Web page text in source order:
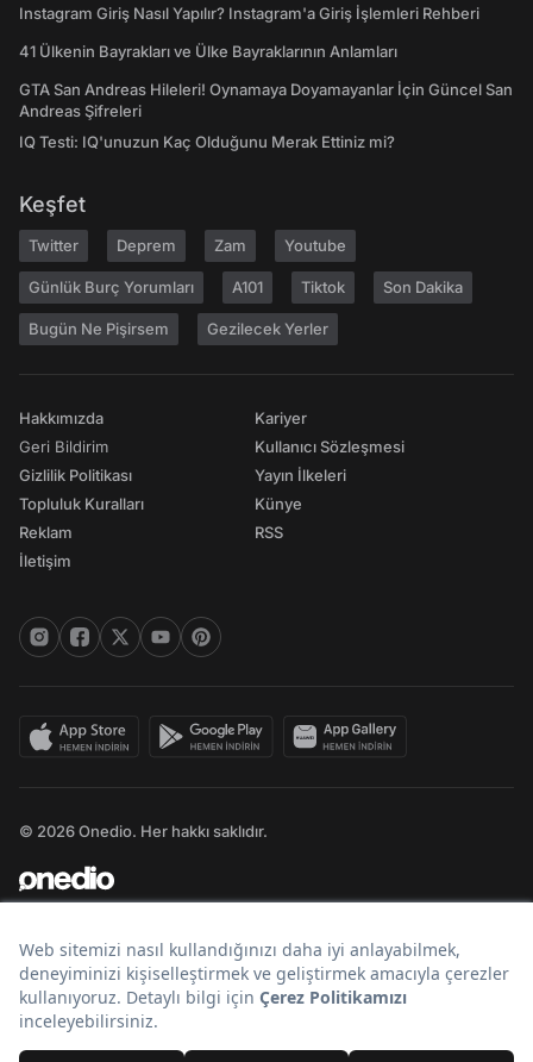
Instagram Giriş Nasıl Yapılır? Instagram'a Giriş İşlemleri Rehberi
41 Ülkenin Bayrakları ve Ülke Bayraklarının Anlamları
GTA San Andreas Hileleri! Oynamaya Doyamayanlar İçin Güncel San
Andreas Şifreleri
IQ Testi: IQ'unuzun Kaç Olduğunu Merak Ettiniz mi?
Keşfet
Twitter Deprem Zam Youtube
Günlük Burç Yorumları A101 Tiktok Son Dakika
Bugün Ne Pişirsem Gezilecek Yerler
Hakkımızda
Geri Bildirim
Gizlilik Politikası
Topluluk Kuralları
Reklam
İletişim
Kariyer
Kullanıcı Sözleşmesi
Yayın İlkeleri
Künye
RSS
© 2026 Onedio. Her hakkı saklıdır.
Bir markasıdır.